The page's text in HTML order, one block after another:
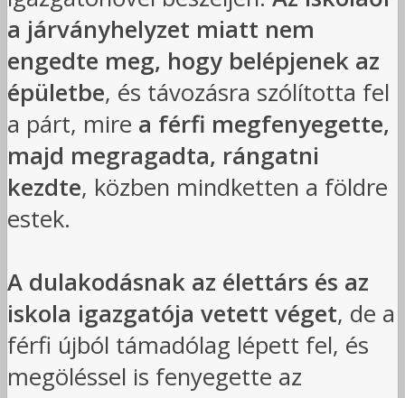
a járványhelyzet miatt nem
engedte meg, hogy belépjenek az
épületbe, és távozásra szólította fel
a párt, mire a férfi megfenyegette,
majd megragadta, rángatni
kezdte, közben mindketten a földre
estek.
A dulakodásnak az élettárs és az
iskola igazgatója vetett véget, de a
férfi újból támadólag lépett fel, és
megöléssel is fenyegette az